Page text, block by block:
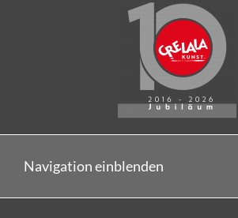
Navigation einblenden